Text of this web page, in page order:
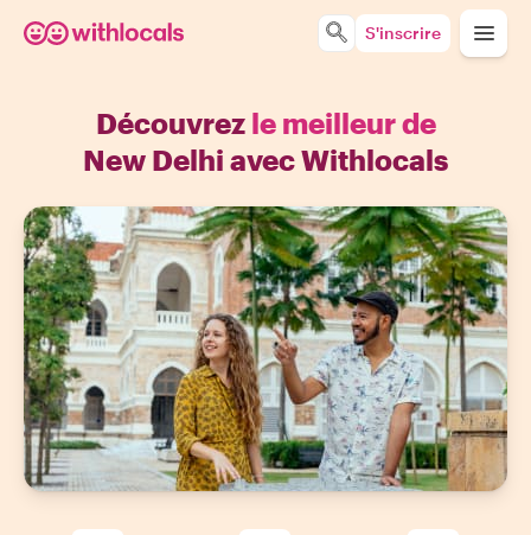
S'inscrire
Découvrez le meilleur de
New Delhi avec Withlocals